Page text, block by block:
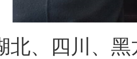
北、四川、